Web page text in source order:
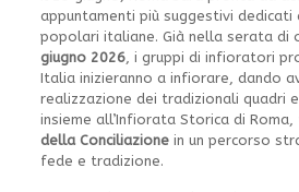
appuntamenti più suggestivi dedicati
popolari italiane. Già nella serata di
giugno 2026, i gruppi di infioratori
Italia inizieranno a infiorare, dando
realizzazione dei tradizionali quadri
insieme all’Infiorata Storica di
della Conciliazionein un percorso
fede e tradizione.